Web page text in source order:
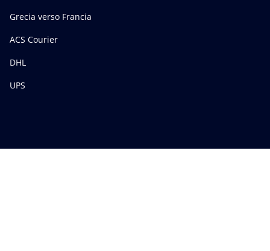
Grecia verso Francia
ACS Courier
DHL
UPS